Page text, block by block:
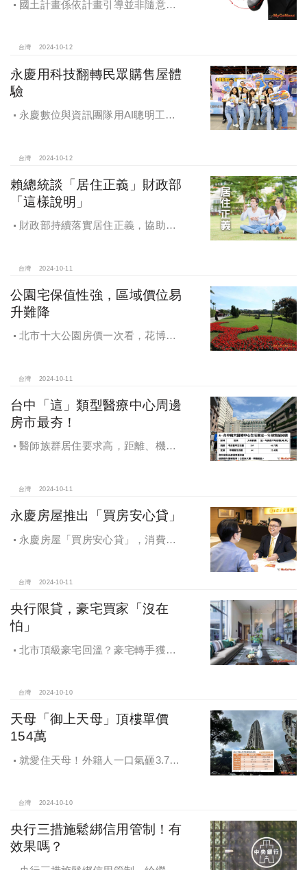
國土計畫係依計畫引導並非隨意亂
台灣 2024-10-12
永慶用科技翻轉民眾購售屋體
驗
永慶數位與資訊團隊用AI聰明工
灣房產科技發展
台灣 2024-10-12
賴總統談「居住正義」財政部
「這樣說明」
財政部持續落實居住正義，協助經
台灣 2024-10-11
公園宅保值性強，區域價位易
升難降
北市十大公園房價一次看，花博年
台灣 2024-10-11
台中「這」類型醫療中心周邊
房市最夯！
醫師族群居住要求高，距離、機能
台灣 2024-10-11
永慶房屋推出「買房安心貸」
永慶房屋「買房安心貸」，消費者
產交易安全
台灣 2024-10-11
央行限貸，豪宅買家「沒在
怕」
北市頂級豪宅回溫？豪宅轉手獲利
台灣 2024-10-10
天母「御上天母」頂樓單價
154萬
就愛住天母！外籍人一口氣砸3.78
台灣 2024-10-10
央行三措施鬆綁信用管制！有
效果嗎？